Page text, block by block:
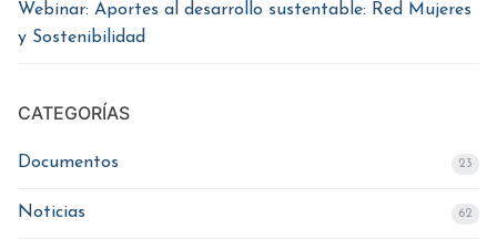
Webinar: Aportes al desarrollo sustentable: Red Mujeres
y Sostenibilidad
CATEGORÍAS
Documentos 23
Noticias 62